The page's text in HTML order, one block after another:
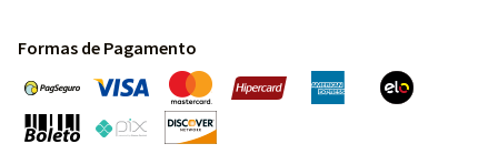
Formas de Pagamento